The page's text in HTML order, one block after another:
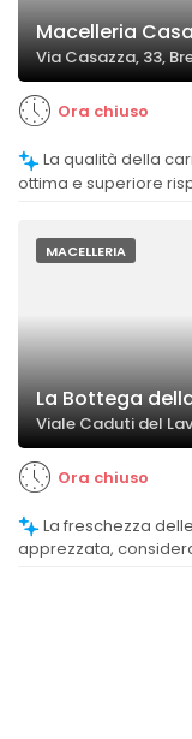
Macelleria
Via Casazza, 33,
Ora chiuso
ottima e superiore
MACELLERIA
La Bottega
Viale Caduti del
Ora chiuso
apprezzata,